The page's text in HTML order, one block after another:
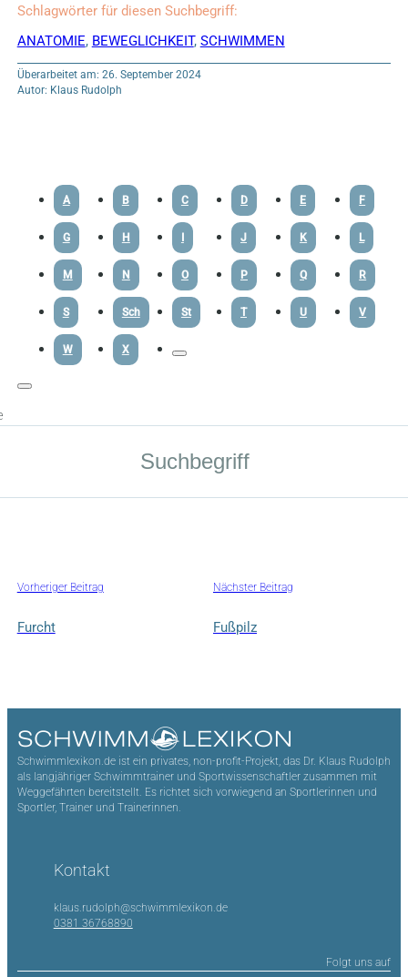
Schlagwörter für diesen Suchbegriff:
ANATOMIE, BEWEGLICHKEIT, SCHWIMMEN
Überarbeitet am: 26. September 2024
Autor: Klaus Rudolph
A B C D E F
G H J K L
M N O P Q R
S Sch St T U V
W X
Vorheriger Beitrag
Furcht
Nächster Beitrag
Fußpilz
Schwimmlexikon.de ist ein privates, non-profit-Projekt, das Dr. Klaus Rudolph
als langjähriger Schwimmtrainer und Sportwissenschaftler zusammen mit
Weggefährten bereitstellt. Es richtet sich vorwiegend an Sportlerinnen und
Sportler, Trainer und Trainerinnen.
Kontakt
klaus.rudolph@schwimmlexikon.de
0381 36768890
Folgt uns auf